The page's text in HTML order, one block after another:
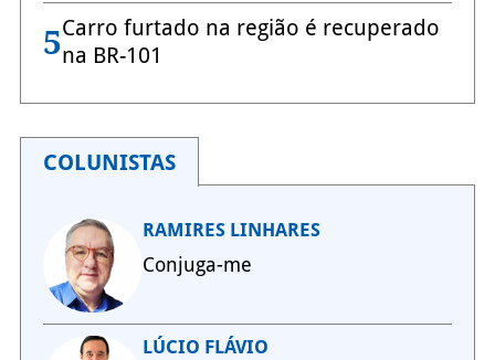
5Carro furtado na região é recuperado
na BR-101
COLUNISTAS
RAMIRES LINHARES
Conjuga-me
LÚCIO FLÁVIO